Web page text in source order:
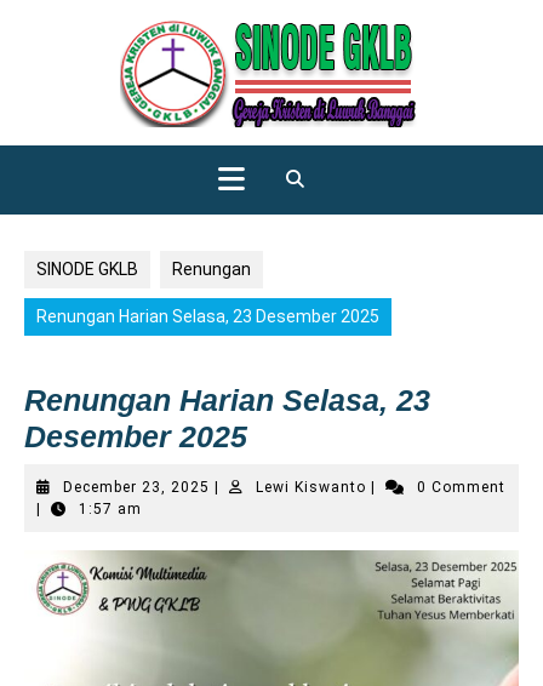
Open
SINODE GKLB Renungan
Renungan Harian Selasa, 23 Desember 2025
Renungan Harian Selasa, 23
Desember 2025
December 23, 2025 DecemberLewi KiswantoLewi
0 Comment
1:57 am